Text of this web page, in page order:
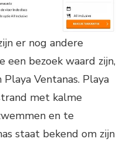
er nog andere
bezoek waard zijn,
Ventanas. Playa
met kalme
en te
staat bekend om zijn